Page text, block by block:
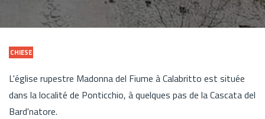
CHIESE
L'église rupestre Madonna del Fiume à Calabritto est située
dans la localité de Ponticchio, à quelques pas de la Cascata del
Bard'natore.